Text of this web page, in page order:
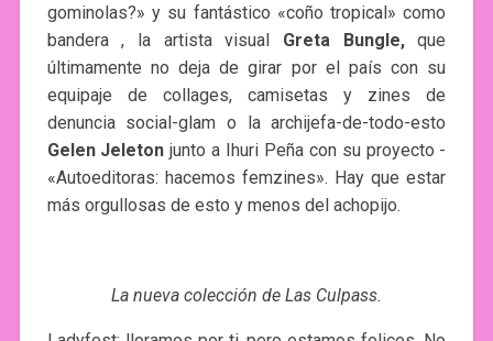
gominolas?» y su fantástico «coño tropical» como
bandera
, la artista visual Greta Bungle,que
últimamente no deja de girar por el país con su
equipaje de collages, camisetas y zines de
denuncia social-glam o la archijefa-de-todo-esto
Gelen Jeleton junto a Ihuri Peña con su proyecto ­
«Autoeditoras: hacemos femzines». Hay que estar
más orgullosas de esto y menos del achopijo.
La nueva colección de Las Culpass.